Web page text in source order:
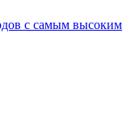
с самым высоким